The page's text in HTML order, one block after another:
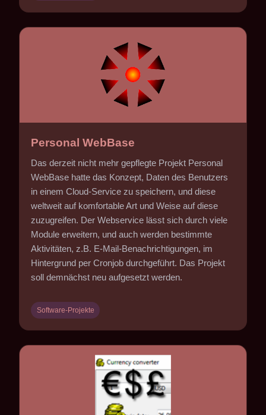
Personal WebBase
Das derzeit nicht mehr gepflegte Projekt Personal
WebBase hatte das Konzept, Daten des Benutzers
in einem Cloud-Service zu speichern, und diese
weltweit auf komfortable Art und Weise auf diese
zuzugreifen. Der Webservice lässt sich durch viele
Module erweitern, und auch werden bestimmte
Aktivitäten, z.B. E-Mail-Benachrichtigungen, im
Hintergrund per Cronjob durchgeführt. Das Projekt
soll demnächst neu aufgesetzt werden.
Software-Projekte